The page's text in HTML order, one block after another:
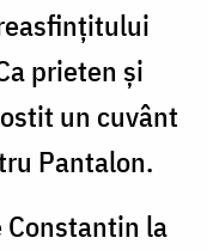
prieten și
un cuvânt
Pantalon.
la